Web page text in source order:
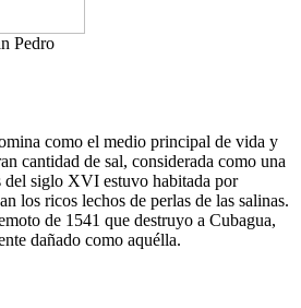
Pedro
como el medio principal de vida y
cantidad de sal, considerada como una
del siglo XVI estuvo habitada por
los ricos lechos de perlas de las salinas.
de 1541 que destruyo a Cubagua,
dañado como aquélla.